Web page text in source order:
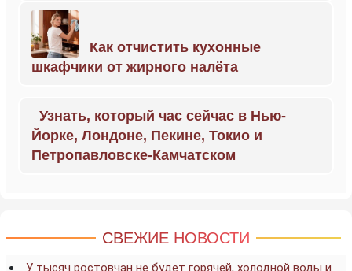
Как отчистить кухонные
шкафчики от жирного налёта
Узнать, который час сейчас в Нью-
Йорке, Лондоне, Пекине, Токио и
Петропавловске-Камчатском
СВЕЖИЕ НОВОСТИ
У тысяч ростовчан не будет горячей, холодной воды и